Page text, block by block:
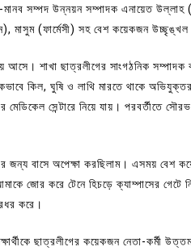
সম্পদ উন্নয়ন সম্পাদক এনায়েত
মাসুম (ফার্মেসী) সহ বেশ কয়েকজন উচ্ছৃঙ্খল
আসে। শাখা ছাত্রলীগের সাংগঠনিক সম্পাদক
কিল, ঘুষি ও লাথি মারতে থাকে
সেন্টারে নিয়ে যায়। পরবর্তীতে
জন্য বাসে অপেক্ষা করছিলাম। এসময় বেশ
জোর করে টেনে হিচড়ে ক্যাম্পাসের গেটে
করে।
ছাত্রলীগের কয়েকজন নেতা-কর্মী
In Uncategorized
ছাত্রসমাজ-
August 6, 2026 0